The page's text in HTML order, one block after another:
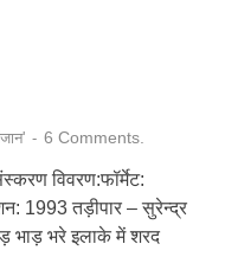
- 6 Comments.
विवरण:फॉर्मेट:
1993 तड़ीपार – सुरेन्द्र
भाड़ भरे इलाके में शरद